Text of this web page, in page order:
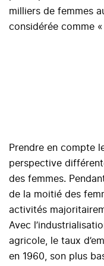
milliers de femmes
considérée comme
Prendre en compte
perspective
des femmes.
de la moitié des
activités
Avec
agricole, le taux
en 1960, son plus